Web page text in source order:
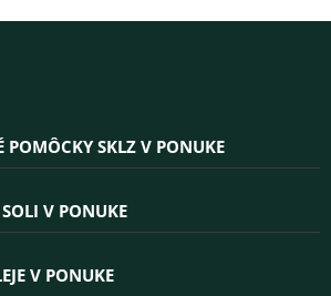
POMÔCKY SKLZ V PONUKE
V PONUKE
V PONUKE